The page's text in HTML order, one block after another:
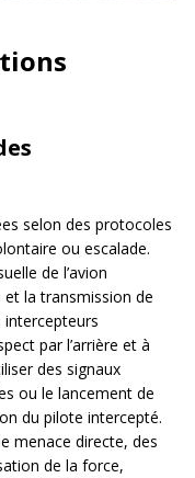
selon des protocoles
ou escalade.
de l’avion
la transmission de
intercepteurs
par l’arrière et à
des signaux
ou le lancement de
du pilote intercepté.
menace directe, des
de la force,